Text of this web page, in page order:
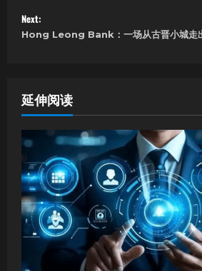
s
t
a
v
i
g
a
Next:
Hong Leong Bank：一场从古晋小城走
延伸阅读